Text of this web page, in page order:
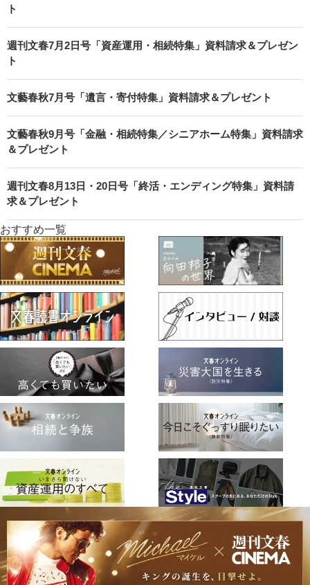
ト
週刊文春7月2日号「資産運用・相続特集」資料請求＆プレゼン
ト
文藝春秋7月号「遺言・寄付特集」資料請求＆プレゼント
文藝春秋9月号「金融・相続特集／シニアホーム特集」資料請求
＆プレゼント
週刊文春8月13日・20日号「終活・エンディング特集」資料請
求＆プレゼント
おすすめ一覧